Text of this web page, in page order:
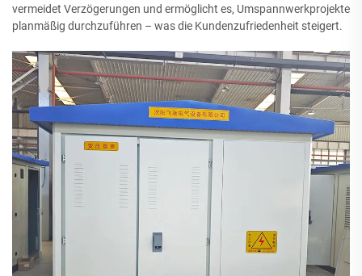
vermeidet Verzögerungen und ermöglicht es, Umspannwerkprojekte
planmäßig durchzuführen – was die Kundenzufriedenheit steigert.